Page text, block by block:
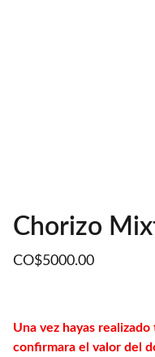
Chorizo
CO$5000.00
Una vez hayas
confirmara el valor del